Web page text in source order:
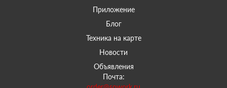
Приложение
Блог
Техника на карте
Новости
Объявления
Почта: